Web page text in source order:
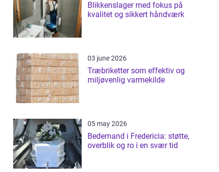
Blikkenslager med fokus på
kvalitet og sikkert håndværk
03 june 2026
Træbriketter som effektiv og
miljøvenlig varmekilde
05 may 2026
Bedemand i Fredericia: støtte,
overblik og ro i en svær tid